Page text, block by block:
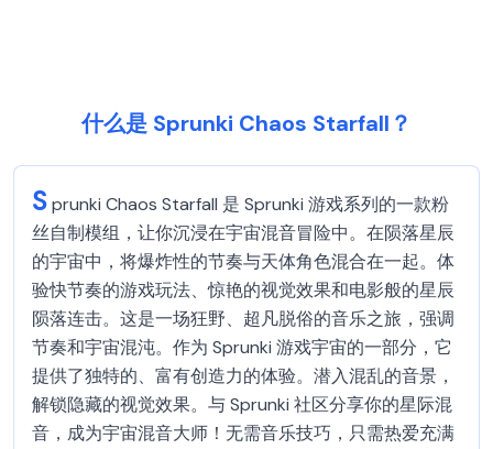
什么是 Sprunki Chaos Starfall？
Sprunki Chaos Starfall 是 Sprunki 游戏系列的一款粉
丝自制模组，让你沉浸在宇宙混音冒险中。在陨落星辰
的宇宙中，将爆炸性的节奏与天体角色混合在一起。体
验快节奏的游戏玩法、惊艳的视觉效果和电影般的星辰
陨落连击。这是一场狂野、超凡脱俗的音乐之旅，强调
节奏和宇宙混沌。作为 Sprunki 游戏宇宙的一部分，它
提供了独特的、富有创造力的体验。潜入混乱的音景，
解锁隐藏的视觉效果。与 Sprunki 社区分享你的星际混
音，成为宇宙混音大师！无需音乐技巧，只需热爱充满